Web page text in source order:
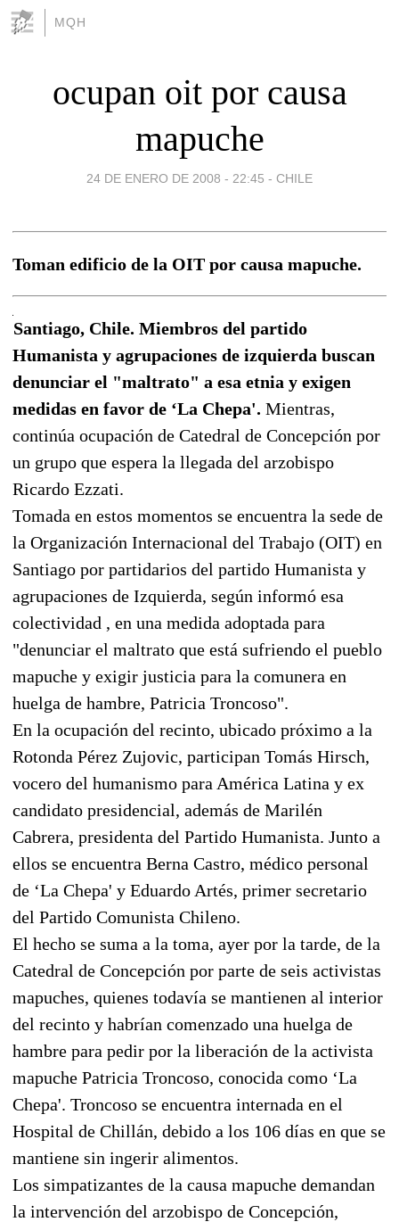
MQH
ocupan oit por causa
mapuche
24 DE ENERO DE 2008 - 22:45 - CHILE
Toman edificio de la OIT por causa mapuche.
Santiago, Chile. Miembros del partido
Humanista y agrupaciones de izquierda buscan
denunciar el "maltrato" a esa etnia y exigen
medidas en favor de ‘La Chepa'. Mientras,
continúa ocupación de Catedral de Concepción por
un grupo que espera la llegada del arzobispo
Ricardo Ezzati.
Tomada en estos momentos se encuentra la sede de
la Organización Internacional del Trabajo (OIT) en
Santiago por partidarios del partido Humanista y
agrupaciones de Izquierda, según informó esa
colectividad , en una medida adoptada para
"denunciar el maltrato que está sufriendo el pueblo
mapuche y exigir justicia para la comunera en
huelga de hambre, Patricia Troncoso".
En la ocupación del recinto, ubicado próximo a la
Rotonda Pérez Zujovic, participan Tomás Hirsch,
vocero del humanismo para América Latina y ex
candidato presidencial, además de Marilén
Cabrera, presidenta del Partido Humanista. Junto a
ellos se encuentra Berna Castro, médico personal
de ‘La Chepa' y Eduardo Artés, primer secretario
del Partido Comunista Chileno.
El hecho se suma a la toma, ayer por la tarde, de la
Catedral de Concepción por parte de seis activistas
mapuches, quienes todavía se mantienen al interior
del recinto y habrían comenzado una huelga de
hambre para pedir por la liberación de la activista
mapuche Patricia Troncoso, conocida como ‘La
Chepa'. Troncoso se encuentra internada en el
Hospital de Chillán, debido a los 106 días en que se
mantiene sin ingerir alimentos.
Los simpatizantes de la causa mapuche demandan
la intervención del arzobispo de Concepción,